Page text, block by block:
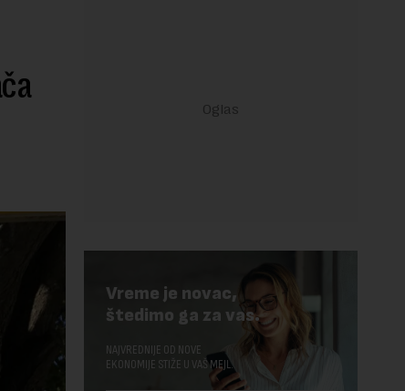
Vreme je novac,
štedimo ga za vas.
NAJVREDNIJE OD NOVE
EKONOMIJE STIŽE U VAŠ MEJL.